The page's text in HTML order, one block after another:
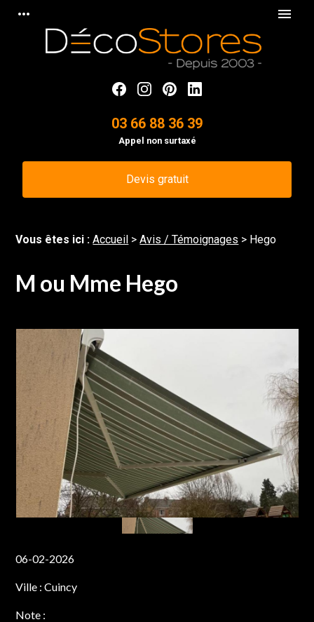
more_horiz menu
03 66 88 36 39
Appel non surtaxé
Devis gratuit
Vous êtes ici :Accueil >Avis / Témoignages > Hego
M ou Mme Hego
06-02-2026
Ville :Cuincy
Note :